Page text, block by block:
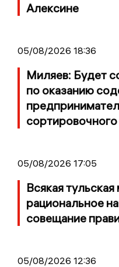
Алексине
05/08/2026 18:36
Миляев: Будет
по оказанию
05/08/2026 17:05
Всякая
рациональное
совещание
05/08/2026 12:36